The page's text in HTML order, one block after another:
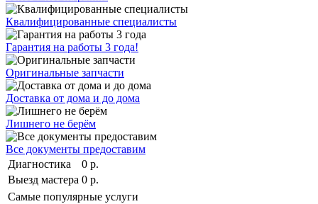
Квалифицированные специалисты
Гарантия на работы 3 года!
Оригинальные запчасти
Доставка от дома и до дома
Лишнего не берём
Все документы предоставим
Диагностика
0 р.
Выезд мастера 0 р.
Самые популярные услуги